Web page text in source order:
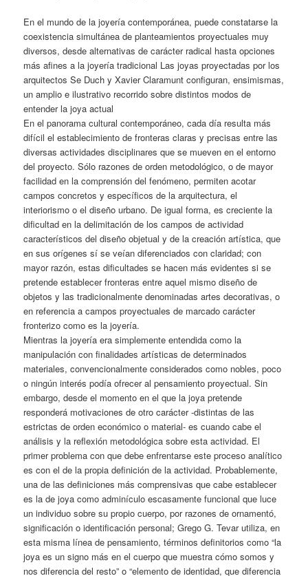
En el mundo de la joyería contemporánea, puede constatarse la
coexistencia simultánea de planteamientos proyectuales muy
diversos, desde alternativas de carácter radical hasta opciones
más afines a la joyería tradicional Las joyas proyectadas por los
arquitectos Se Duch y Xavier Claramunt configuran, ensimismas,
un amplio e ilustrativo recorrido sobre distintos modos de
entender la joya actual
En el panorama cultural contemporáneo, cada día resulta más
difícil el establecimiento de fronteras claras y precisas entre las
diversas actividades disciplinares que se mueven en el entorno
del proyecto. Sólo razones de orden metodológico, o de mayor
facilidad en la comprensión del fenómeno, permiten acotar
campos concretos y específicos de la arquitectura, el
interiorismo o el diseño urbano. De igual forma, es creciente la
dificultad en la delimitación de los campos de actividad
característicos del diseño objetual y de la creación artística, que
en sus orígenes sí se veían diferenciados con claridad; con
mayor razón, estas dificultades se hacen más evidentes si se
pretende establecer fronteras entre aquel mismo diseño de
objetos y las tradicionalmente denominadas artes decorativas, o
en referencia a campos proyectuales de marcado carácter
fronterizo como es la joyería.
Mientras la joyería era simplemente entendida como la
manipulación con finalidades artísticas de determinados
materiales, convencionalmente considerados como nobles, poco
o ningún interés podía ofrecer al pensamiento proyectual. Sin
embargo, desde el momento en el que la joya pretende
responderá motivaciones de otro carácter -distintas de las
estrictas de orden económico o material- es cuando cabe el
análisis y la reflexión metodológica sobre esta actividad. El
primer problema con que debe enfrentarse este proceso analítico
es con el de la propia definición de la actividad. Probablemente,
una de las definiciones más comprensivas que cabe establecer
es la de joya como adminículo escasamente funcional que luce
un individuo sobre su propio cuerpo, por razones de ornamentó,
significación o identificación personal; Grego G. Tevar utiliza, en
esta misma línea de pensamiento, términos definitorios como “la
joya es un signo más en el cuerpo que muestra cómo somos y
nos diferencia del resto” o “elemento de identidad, que diferencia